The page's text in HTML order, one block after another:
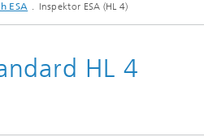
ESA Inspektor ESA (HL 4)
HL 4